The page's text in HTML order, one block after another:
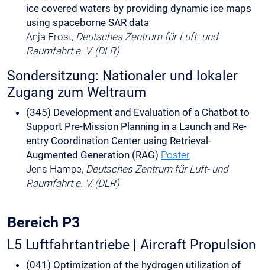
ice covered waters by providing dynamic ice maps
using spaceborne SAR data
Anja Frost, Deutsches Zentrum für Luft- und
Raumfahrt e. V. (DLR)
Sondersitzung: Nationaler und lokaler
Zugang zum Weltraum
(345) Development and Evaluation of a Chatbot to
Support Pre-Mission Planning in a Launch and Re-
entry Coordination Center using Retrieval-
Augmented Generation (RAG) Poster
Jens Hampe, Deutsches Zentrum für Luft- und
Raumfahrt e. V. (DLR)
Bereich P3
L5 Luftfahrtantriebe | Aircraft Propulsion
(041) Optimization of the hydrogen utilization of